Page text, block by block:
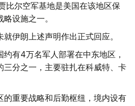
比尔空军基地是美国在该地区保
设施之一。
伊朗上述声明作出正式回应。
有4万名军人部署在中东地区，
三分之一，主要驻扎在科威特、卡
的重要战略和后勤枢纽，境内设有